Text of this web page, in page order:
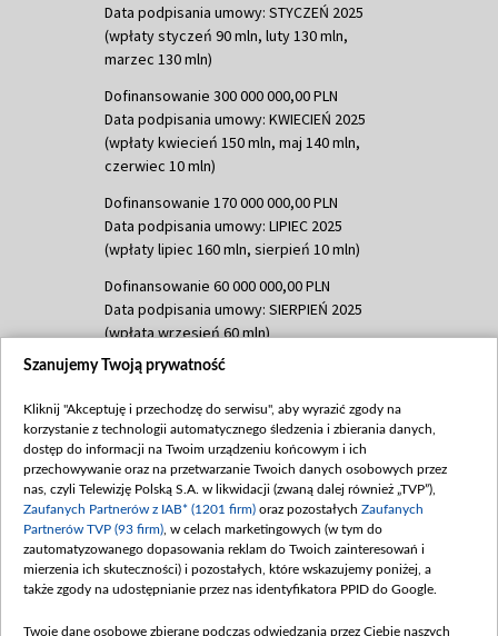
Data podpisania umowy: STYCZEŃ 2025
(wpłaty styczeń 90 mln, luty 130 mln,
marzec 130 mln)
Dofinansowanie 300 000 000,00 PLN
Data podpisania umowy: KWIECIEŃ 2025
(wpłaty kwiecień 150 mln, maj 140 mln,
czerwiec 10 mln)
Dofinansowanie 170 000 000,00 PLN
Data podpisania umowy: LIPIEC 2025
(wpłaty lipiec 160 mln, sierpień 10 mln)
Dofinansowanie 60 000 000,00 PLN
Data podpisania umowy: SIERPIEŃ 2025
(wpłata wrzesień 60 mln)
Dofinansowanie 635 783 051,21 PLN
(wpłata wrzesień 100 mln, październik 350
mln, listopad 265 mln)
Dofinansowanie 48 862 000,00 PLN
Data podpisania umowy: GRUDZIEŃ 2025
(wpłata grudzień 60,548 mln)
Dofinansowanie 900 000 000,00 PLN
Data podpisania umowy: LUTY 2026 (wpłata
kwiecień 180 mln, 7 maja 180 mln, 8
Szanujemy Twoją prywatność
Kliknij "Akceptuję i przechodzę do serwisu", aby wyrazić zgody na
korzystanie z technologii automatycznego śledzenia i zbierania danych,
dostęp do informacji na Twoim urządzeniu końcowym i ich
przechowywanie oraz na przetwarzanie Twoich danych osobowych przez
nas, czyli Telewizję Polską S.A. w likwidacji (zwaną dalej również „TVP”),
Zaufanych Partnerów z IAB* (1201 firm) oraz pozostałych Zaufanych
Partnerów TVP (93 firm) , w celach marketingowych (w tym do
zautomatyzowanego dopasowania reklam do Twoich zainteresowań i
mierzenia ich skuteczności) i pozostałych, które wskazujemy poniżej, a
także zgody na udostępnianie przez nas identyfikatora PPID do Google.
Twoje dane osobowe zbierane podczas odwiedzania przez Ciebie naszych